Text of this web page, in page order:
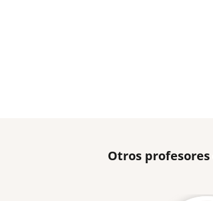
Otros